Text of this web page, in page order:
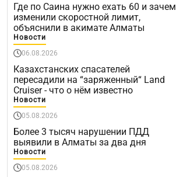
Где по Саина нужно ехать 60 и зачем
изменили скоростной лимит,
объяснили в акимате Алматы
Новости
06.08.2026
Казахстанских спасателей
пересадили на “заряженный“ Land
Cruiser - что о нём известно
Новости
05.08.2026
Более 3 тысяч нарушении ПДД
выявили в Алматы за два дня
Новости
05.08.2026